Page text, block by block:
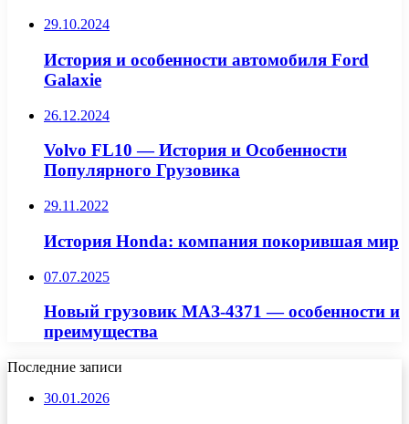
29.10.2024
История и особенности автомобиля Ford
Galaxie
26.12.2024
Volvo FL10 — История и Особенности
Популярного Грузовика
29.11.2022
История Honda: компания покорившая мир
07.07.2025
Новый грузовик МАЗ-4371 — особенности и
преимущества
Последние записи
30.01.2026